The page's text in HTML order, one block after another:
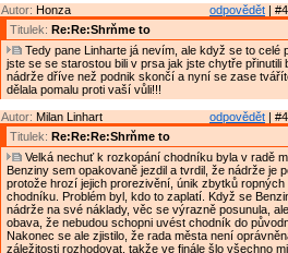
odpovědět |
Autor: Honza
Titulek: Re:Re:Shrňme to
Tedy pane Linharte já nevím, ale když se to celé
jste se se starostou bili v prsa jak jste chytře přinutili
nádrže dříve než podnik skončí a nyní se zase
dělala pomalu proti vaší vůli!!!
odpovědět |
Autor: Milan Linhart
Titulek: Re:Re:Re:Shrňme to
Velká nechuť k rozkopání chodníku byla v radě
Benziny sem opakovaně jezdil a tvrdil, že nádrže je
protože hrozí jejich prorezivění, únik zbytků ropných
chodníku. Problém byl, kdo to zaplatí. Když se
nádrže na své náklady, věc se výrazně posunula,
obava, že nebudou schopni uvést chodník do
Nakonec se ale zjistilo, že rada města není
záležitosti rozhodovat, takže ve finále šlo všechno